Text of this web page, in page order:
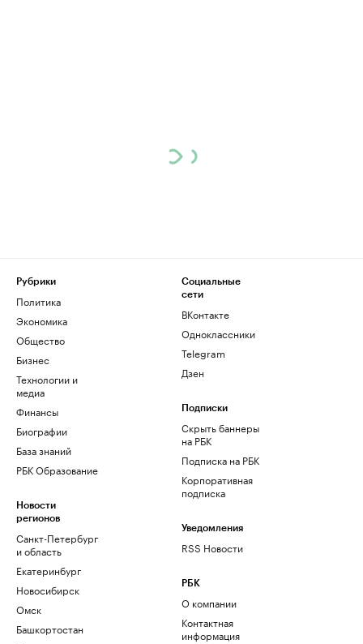
Рубрики
Политика
Экономика
Общество
Бизнес
Технологии и
медиа
Финансы
Биографии
База знаний
РБК Образование
Новости
регионов
Санкт-Петербург
и область
Екатеринбург
Новосибирск
Омск
Башкортостан
Социальные
сети
ВКонтакте
Одноклассники
Telegram
Дзен
Подписки
Скрыть баннеры
на РБК
Подписка на РБК
Корпоративная
подписка
Уведомления
RSS Новости
РБК
О компании
Контактная
информация